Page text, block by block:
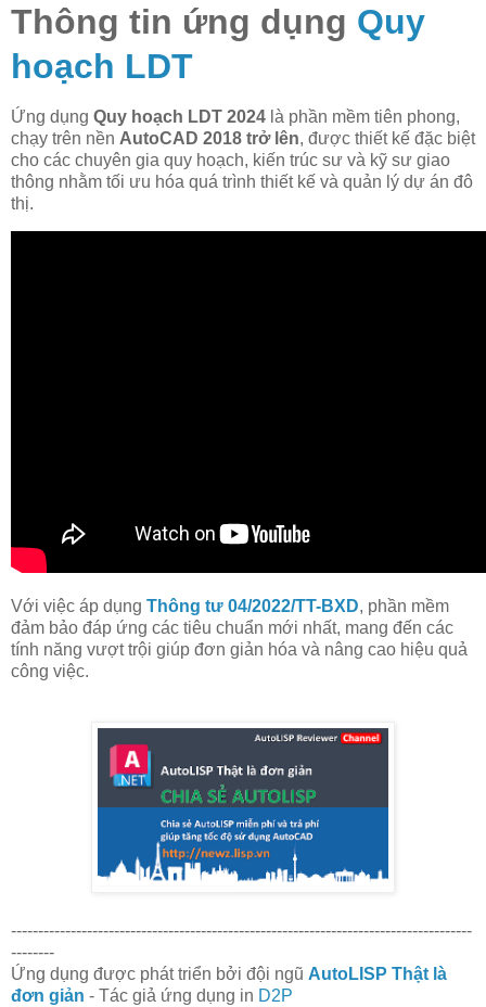
Thông tin ứng dụng Quy
hoạch LDT
Ứng dụng Quy hoạch LDT 2024 là phần mềm tiên phong,
chạy trên nền AutoCAD 2018 trở lên, được thiết kế đặc biệt
cho các chuyên gia quy hoạch, kiến trúc sư và kỹ sư giao
thông nhằm tối ưu hóa quá trình thiết kế và quản lý dự án đô
thị.
Với việc áp dụng Thông tư 04/2022/TT-BXD, phần mềm
đảm bảo đáp ứng các tiêu chuẩn mới nhất, mang đến các
tính năng vượt trội giúp đơn giản hóa và nâng cao hiệu quả
công việc.
-------------------------------------------------------------------------------------
--------
Ứng dụng được phát triển bởi đội ngũ AutoLISP Thật là
đơn giản - Tác giả ứng dụng in D2P